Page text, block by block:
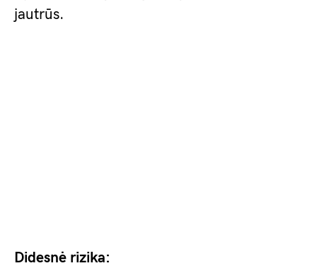
jautrūs.
Didesnė rizika: